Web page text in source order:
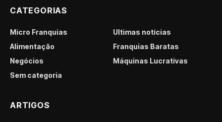
CATEGORIAS
Micro Franquias
Últimas notícias
Alimentação
Franquias Baratas
Negócios
Máquinas Lucrativas
Sem categoria
ARTIGOS